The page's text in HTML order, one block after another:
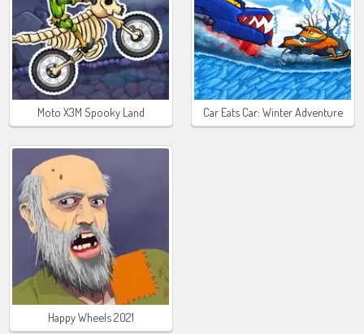
Moto X3M Spooky Land Car Eats Car: Winter Adventure
Happy Wheels 2021